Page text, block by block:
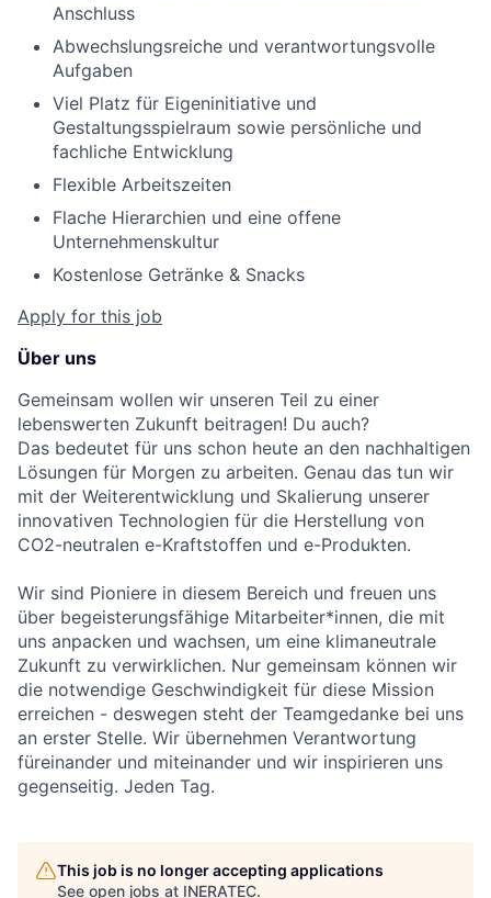
Anschluss
Abwechslungsreiche und verantwortungsvolle
Aufgaben
Viel Platz für Eigeninitiative und
Gestaltungsspielraum sowie persönliche und
fachliche Entwicklung
Flexible Arbeitszeiten
Flache Hierarchien und eine offene
Unternehmenskultur
Kostenlose Getränke & Snacks
Apply for this job
Über uns
Gemeinsam wollen wir unseren Teil zu einer
lebenswerten Zukunft beitragen! Du auch?
Das bedeutet für uns schon heute an den nachhaltigen
Lösungen für Morgen zu arbeiten. Genau das tun wir
mit der Weiterentwicklung und Skalierung unserer
innovativen Technologien für die Herstellung von
CO2-neutralen e-Kraftstoffen und e-Produkten.
Wir sind Pioniere in diesem Bereich und freuen uns
über begeisterungsfähige Mitarbeiter*innen, die mit
uns anpacken und wachsen, um eine klimaneutrale
Zukunft zu verwirklichen. Nur gemeinsam können wir
die notwendige Geschwindigkeit für diese Mission
erreichen - deswegen steht der Teamgedanke bei uns
an erster Stelle. Wir übernehmen Verantwortung
füreinander und miteinander und wir inspirieren uns
gegenseitig. Jeden Tag.
This job is no longer accepting applications
See open jobs at INERATEC.